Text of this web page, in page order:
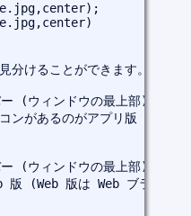
分けることができます。
(ウィンドウの最上部) に「
コンがあるのがアプリ版 (アプ
(ウィンドウの最上部) が
版 (Web 版は Web ブラウ